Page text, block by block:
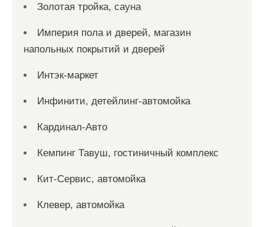
Золотая тройка, сауна
Империя пола и дверей, магазин
напольных покрытий и дверей
Интэк-маркет
Инфинити, детейлинг-автомойка
Кардинал-Авто
Кемпинг Тавуш, гостиничный комплекс
Кит-Сервис, автомойка
Клевер, автомойка